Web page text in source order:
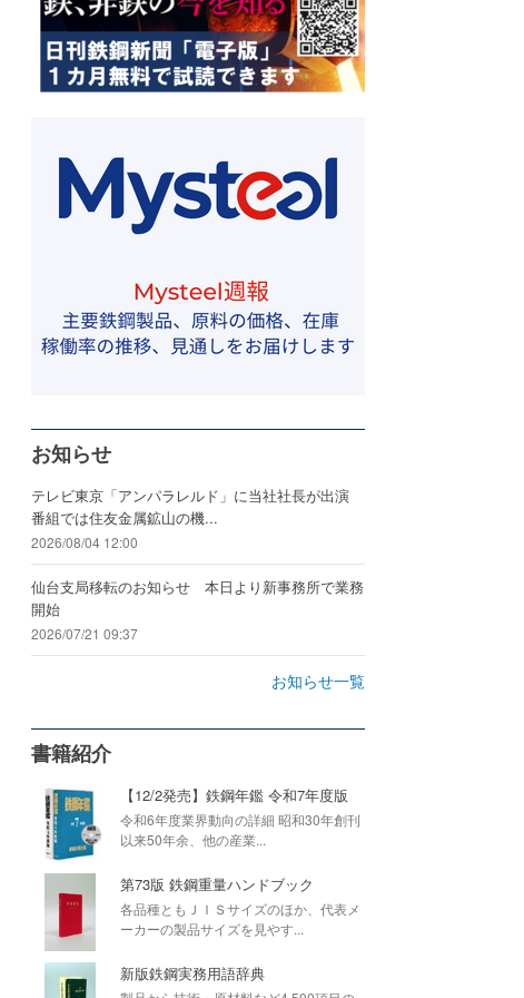
お知らせ
テレビ東京「アンパラレルド」に当社社長が出演
番組では住友金属鉱山の機...
2026/08/04 12:00
仙台支局移転のお知らせ 本日より新事務所で業務
開始
2026/07/21 09:37
お知らせ一覧
書籍紹介
【12/2発売】鉄鋼年鑑 令和7年度版
令和6年度業界動向の詳細 昭和30年創刊
以来50年余、他の産業...
第73版 鉄鋼重量ハンドブック
各品種ともＪＩＳサイズのほか、代表メ
ーカーの製品サイズを見やす...
新版鉄鋼実務用語辞典